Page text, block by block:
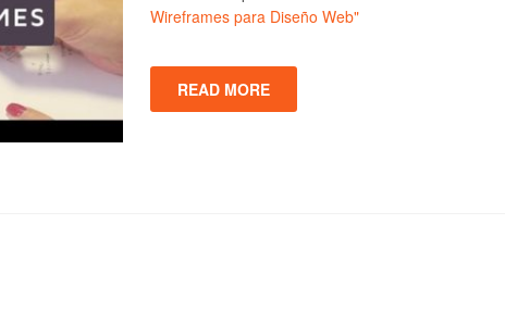
Wireframes para Diseño Web"
READ MORE